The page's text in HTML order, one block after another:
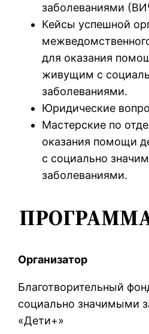
заболеваниями
Кейсы успешной
для оказания
живущим с
заболеваниями.
Юридические
Мастерские по
оказания помощи
с социально
заболеваниями.
Организатор
Благотворительный
социально значимыми
«Дети+»